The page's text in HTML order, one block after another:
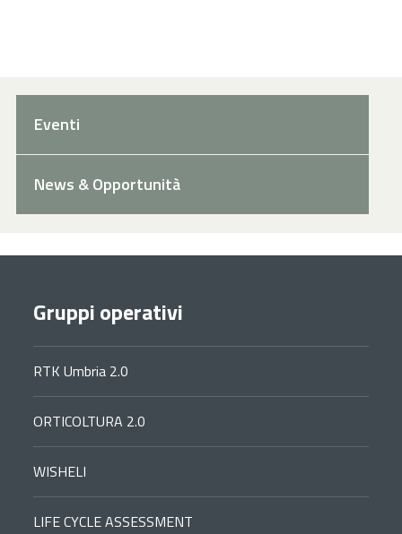
Eventi
News & Opportunità
Gruppi operativi
RTK Umbria 2.0
ORTICOLTURA 2.0
WISHELI
LIFE CYCLE ASSESSMENT